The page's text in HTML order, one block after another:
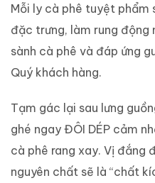
Mỗi ly cà phê tuyệt phẩm
đặc trưng, làm rung động
sành cà phê và đáp ứng
Quý khách hàng.
Tạm gác lại sau lưng
ghé ngay ĐÔI DÉP cảm
cà phê rang xay. Vị đắng
nguyên chất sẽ là “chất